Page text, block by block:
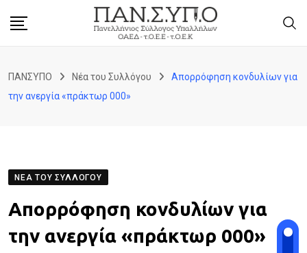
ΠΑΝΣΥΠΟ Νέα του Συλλόγου
Απορρόφηση κονδυλίων για
την ανεργία «πράκτωρ 000»
ΝΈΑ ΤΟΥ ΣΥΛΛΌΓΟΥ
Απορρόφηση κονδυλίων για
την ανεργία «πράκτωρ 000»